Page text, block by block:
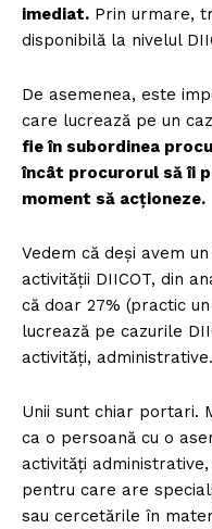
imediat. Prin urmare,
disponibilă la nivelul
De asemenea, este
care lucrează pe un
fie în subordinea
încât procurorul să îi
moment să acționeze.
Vedem că deși avem
activității DIICOT, din
că doar 27% (practic
lucrează pe cazurile
activități, administrative.
Unii sunt chiar portari.
ca o persoană cu o
activități
pentru care are
sau cercetările în